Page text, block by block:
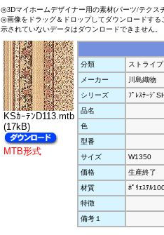
◎3Dマイホームデザイナー用の素材(パーツ/テクス
◎画像をドラッグ＆ドロップしてダウンロードす
示されていないデータはダウンロードできません。
KSｶｰﾃﾝD113.mtb
(17kB)
MTB形式
分類
ストライ
メーカー
川島織物
シリーズ
ﾌﾟﾚｽﾃｰｼﾞ
品名
色
型番
サイズ
W1350
価格
生産終了
材質
ﾎﾟﾘｴｽﾃﾙ
特徴
備考１